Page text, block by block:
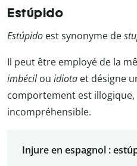
Estúpido
Estúpido est synonyme de
Il peut être employé de la
imbécilou idiota et désigne
comportement est illogique,
incompréhensible.
Injure en espagnol :